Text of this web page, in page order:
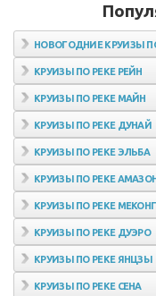
НОВОГОДНИЕ КРУИЗЫ
КРУИЗЫ ПО РЕКЕ РЕЙН
КРУИЗЫ ПО РЕКЕ МАЙН
КРУИЗЫ ПО РЕКЕ ДУНАЙ
КРУИЗЫ ПО РЕКЕ ЭЛЬБА
КРУИЗЫ ПО РЕКЕ
КРУИЗЫ ПО РЕКЕ МЕКОНГ
КРУИЗЫ ПО РЕКЕ ДУЭРО
КРУИЗЫ ПО РЕКЕ ЯНЦЗЫ
КРУИЗЫ ПО РЕКЕ СЕНА